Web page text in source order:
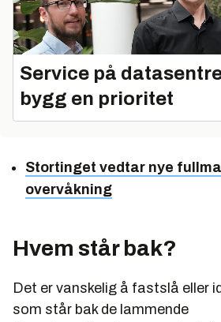
Service på
bygg en prioritet
Stortinget vedtar nye
overvåkning
Hvem står bak?
Det er vanskelig å fastslå eller
som står bak de lammende